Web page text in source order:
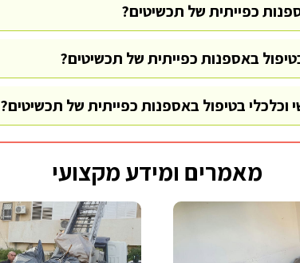
כפייתית של תכשיטים?
באספנות כפייתית של תכשיטים?
וכלכלי בטיפול באספנות כפייתית של תכשיטים?
מאמרים ומידע מקצועי